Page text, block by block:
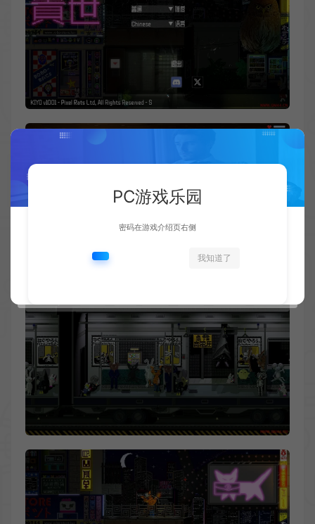
PC游戏乐园
密码在游戏介绍页右侧
我知道了